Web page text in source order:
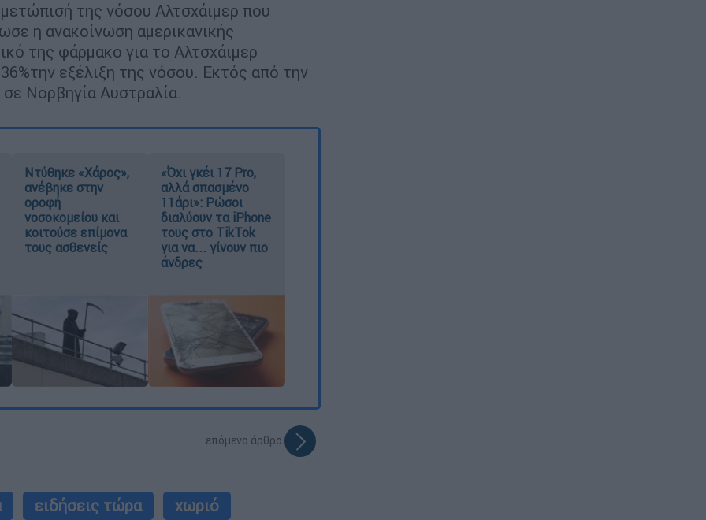
της νόσου Αλτσχάιμερ που
η ανακοίνωση αμερικανικής
της φάρμακο για το Αλτσχάιμερ
εξέλιξη της νόσου. Εκτός από την
Νορβηγία Αυστραλία.
Ντύθηκε «Χάρος»,
ανέβηκε στην
οροφή
νοσοκομείου και
κοιτούσε επίμονα
τους ασθενείς
«Όχι γκέι 17 Pro,
αλλά σπασμένο
11άρι»: Ρώσοι
διαλύουν τα iPhone
τους στο TikTok
για να... γίνουν πιο
άνδρες
επόμενο άρθρο
ειδήσεις τώρα χωριό